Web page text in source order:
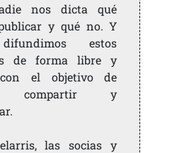
nos dicta qué
y qué no. Y
estos
de forma libre y
el objetivo de
compartir y
las socias y